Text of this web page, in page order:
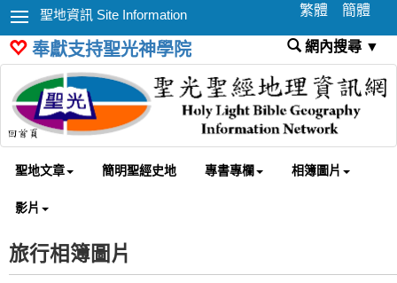
聖地資訊 Site Information 繁體 簡體
奉獻支持聖光神學院 網內搜尋 ▼
聖地文章 簡明聖經史地 專書專欄 相簿圖片
影片
旅行相簿圖片